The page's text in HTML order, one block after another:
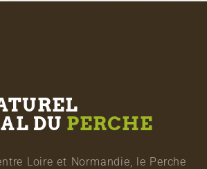
DU PERCHE
Loire et Normandie, le Perche